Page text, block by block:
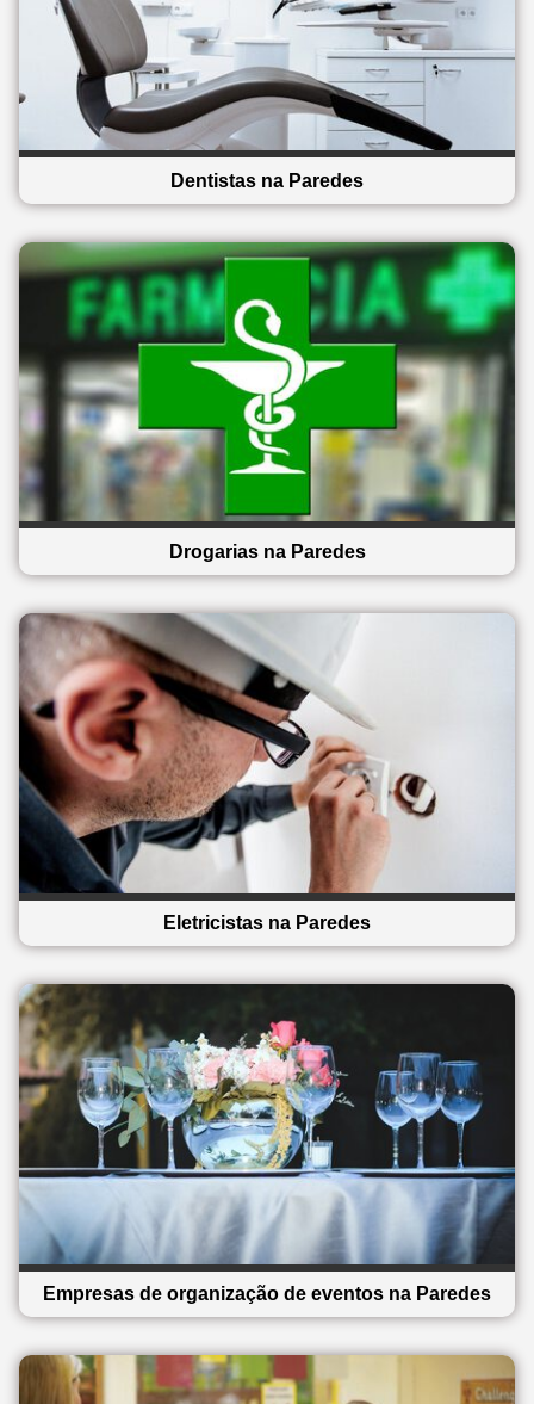
Dentistas na Paredes
Drogarias na Paredes
Eletricistas na Paredes
Empresas de organização de eventos na Paredes